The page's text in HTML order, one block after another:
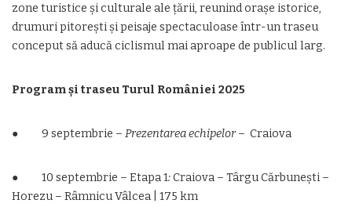
zone turistice și culturale ale țării, reunind orașe istorice,
drumuri pitorești și peisaje spectaculoase într-un traseu
conceput să aducă ciclismul mai aproape de publicul larg.
Program și traseu Turul României 2025
● 9 septembrie – Prezentarea echipelor– Craiova
● 10 septembrie – Etapa 1:Craiova – Târgu Cărbunești –
Horezu – Râmnicu Vâlcea | 175 km